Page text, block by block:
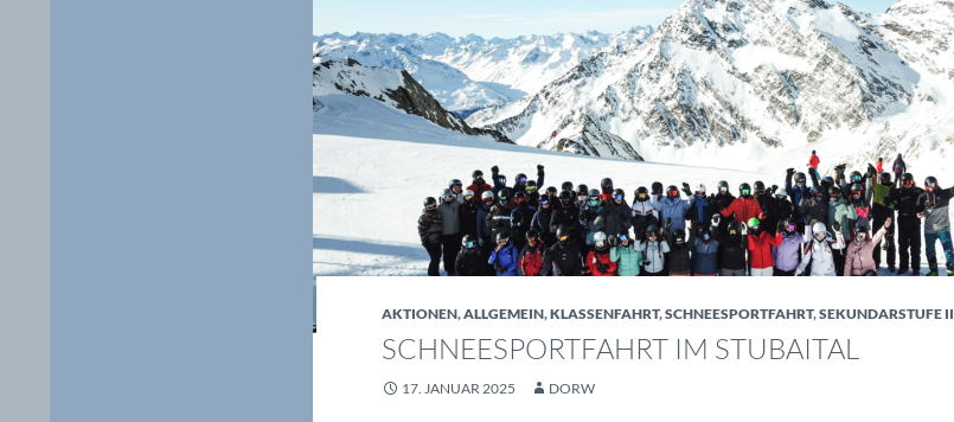
AKTIONEN,ALLGEMEIN,KLASSENFAHRT,SCHNEESPORTFAHRT,SEKUNDARSTUFE II
SCHNEESPORTFAHRT IM STUBAITAL
17. JANUAR 2025 DORW